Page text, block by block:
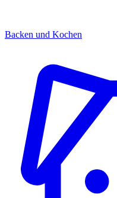
Backen und Kochen